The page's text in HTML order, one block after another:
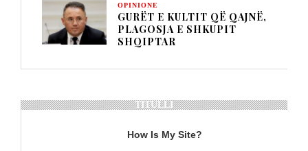
OPINIONE
GURËT E KULTIT QË QAJNË,
PLAGOSJA E SHKUPIT
SHQIPTAR
TITULLI
How Is My Site?